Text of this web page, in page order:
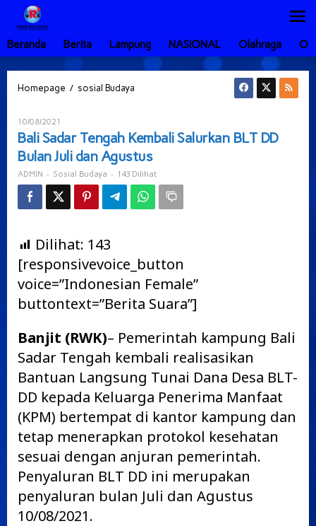
Lewati
konten
Beranda
Berita Lampung NASIONAL Olahraga
Homepage / sosial Budaya
Salurkan
BLT
Bulan
Juli
dan
10/08/2021
ADMIN
Bali Sadar Tengah Kembali Salurkan BLT DD
Bulan Juli dan Agustus
ADMIN - Sosial Budaya - 143 Dilihat
Dilihat: 143
[responsivevoice_button
voice=”Indonesian Female”
buttontext=”Berita Suara”]
Banjit (RWK)– Pemerintah kampung Bali
Sadar Tengah kembali realisasikan
Bantuan Langsung Tunai Dana Desa BLT-
DD kepada Keluarga Penerima Manfaat
(KPM) bertempat di kantor kampung dan
tetap menerapkan protokol kesehatan
sesuai dengan anjuran pemerintah.
Penyaluran BLT DD ini merupakan
penyaluran bulan Juli dan Agustus
10/08/2021.